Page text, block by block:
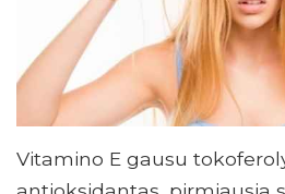
Vitamino E gausu